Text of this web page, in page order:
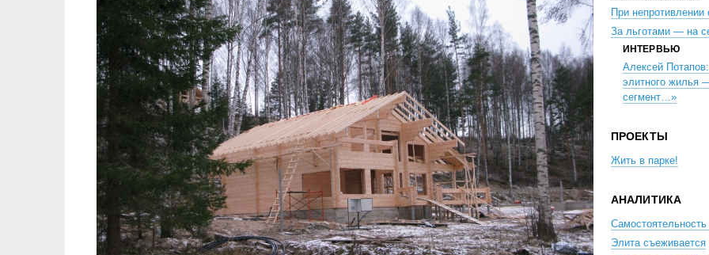
При непротивлении
За льготами — на
ИНТЕРВЬЮ
Алексей
элитного жилья
сегмент…»
ПРОЕКТЫ
Жить в парке!
АНАЛИТИКА
Элита съеживается